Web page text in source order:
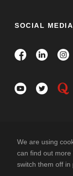
SOCIAL MEDIA
We are using
can find out
switch them off in